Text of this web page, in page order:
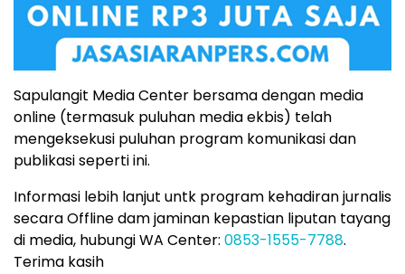
Sapulangit Media Center bersama dengan media
online (termasuk puluhan media ekbis) telah
mengeksekusi puluhan program komunikasi dan
publikasi seperti ini.
Informasi lebih lanjut untk program kehadiran jurnalis
secara Offline dam jaminan kepastian liputan tayang
di media, hubungi WA Center: 0853-1555-7788.
Terima kasih